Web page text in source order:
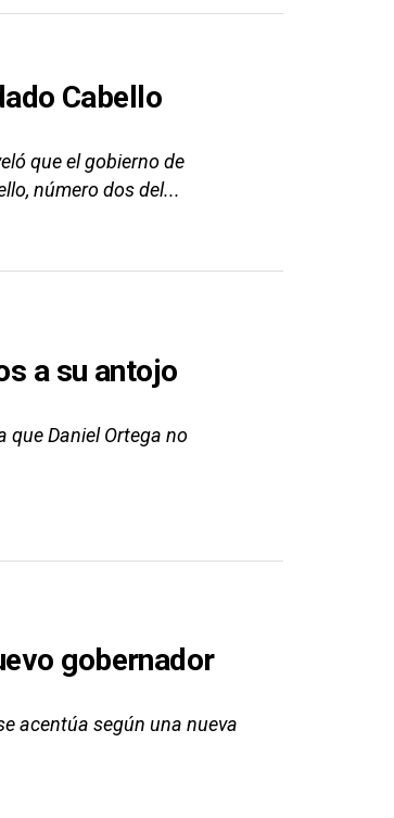
Cabello
que el gobierno de
número dos del...
a su antojo
que Daniel Ortega no
gobernador
acentúa según una nueva